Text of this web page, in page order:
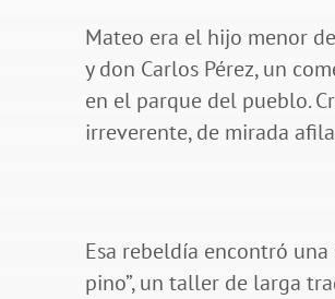
Mateo era el hijo menor
y don Carlos Pérez, un
en el parque del pueblo.
irreverente, de mirada
Esa rebeldía encontró
pino”, un taller de larga